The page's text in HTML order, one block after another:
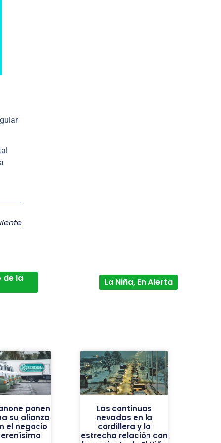
de la La Niña, En Alerta
ponen
su alianza
el negocio
Las continuas
nevadas en la
cordillera y la
estrecha relación con